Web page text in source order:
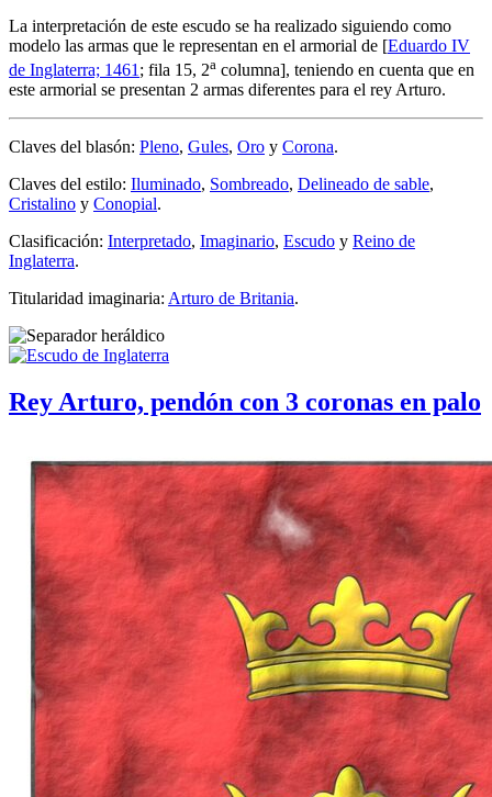
La interpretación de este escudo se ha realizado siguiendo como
modelo las armas que le representan en el armorial de [Eduardo IV
de Inglaterra; 1461 ; fila 15, 2a columna], teniendo en cuenta que en
este armorial se presentan 2 armas diferentes para el rey Arturo.
Claves del blasón: Pleno, Gules, Oro y Corona.
Claves del estilo: Iluminado, Sombreado, Delineado de sable,
Cristalino y Conopial.
Clasificación: Interpretado, Imaginario, Escudo y Reino de
Inglaterra.
Titularidad imaginaria: Arturo de Britania.
Rey Arturo, pendón con 3 coronas en palo